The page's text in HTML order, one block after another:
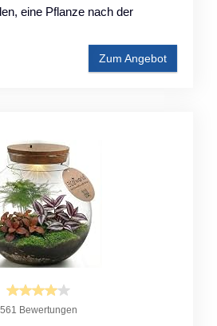
eine Pflanze nach der
Zum Angebot
561 Bewertungen